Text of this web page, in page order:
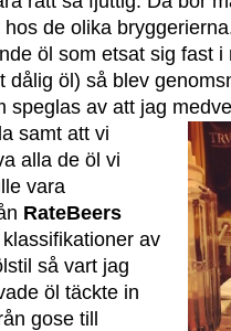
de olika
öl som etsat sig fast i
dålig öl) så blev
speglas av att jag
samt att vi
alla de öl vi
vara
RateBeers
av
så vart jag
öl täckte in
gose till